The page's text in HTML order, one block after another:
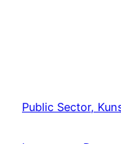
Public Sector,